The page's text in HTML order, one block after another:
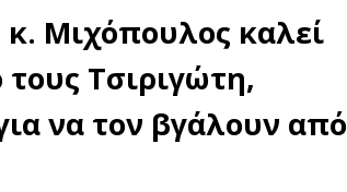
Μιχόπουλος καλεί
Τσιριγώτη,
να τον βγάλουν από